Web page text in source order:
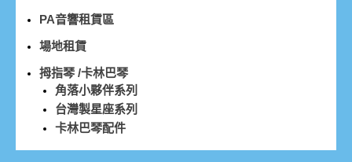
PA音響租賃區
場地租賃
拇指琴 /卡林巴琴
角落小夥伴系列
台灣製星座系列
卡林巴琴配件